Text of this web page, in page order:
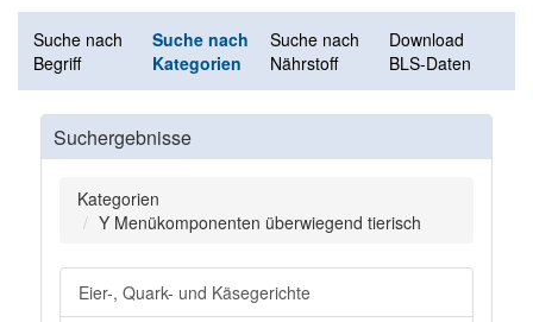
Suche nach
Begriff
Suche nach
Kategorien
Suche nach
Nährstoff
Download
BLS-Daten
Suchergebnisse
Kategorien
Y Menükomponenten überwiegend tierisch
Eier-, Quark- und Käsegerichte